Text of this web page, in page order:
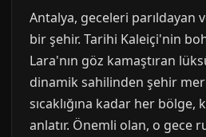
Antalya, geceleri parıldayan
bir şehir. Tarihi Kaleiçi'nin
Lara'nın göz kamaştıran
dinamik sahilinden şehir
sıcaklığına kadar her bölge,
anlatır. Önemli olan, o gece